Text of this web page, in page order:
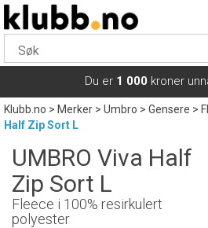
Du er 1 000 kroner
Klubb.no>Merker>Umbro>Gensere>
Half Zip Sort L
UMBRO Viva Half
Zip Sort L
Fleece i 100% resirkulert
polyester